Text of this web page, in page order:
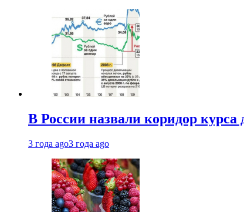
В России назвали коридор
3 года ago3 года ago